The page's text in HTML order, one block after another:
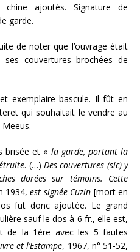
ajoutés. Signature de
garde.
de noter que l’ouvrage était
couvertures brochées de
exemplaire bascule. Il fût en
qui souhaitait le vendre au
brisée et « la garde, portant la
. (…)Des couvertures (sic) y
dorées sur témoins. Cette
1934,est signée Cuzin [mort en
fut donc ajoutée. Le grand
sauf le dos à 6 fr., elle est,
la 1ère avec les 5 fautes
et l’Estampe, 1967, n° 51-52,